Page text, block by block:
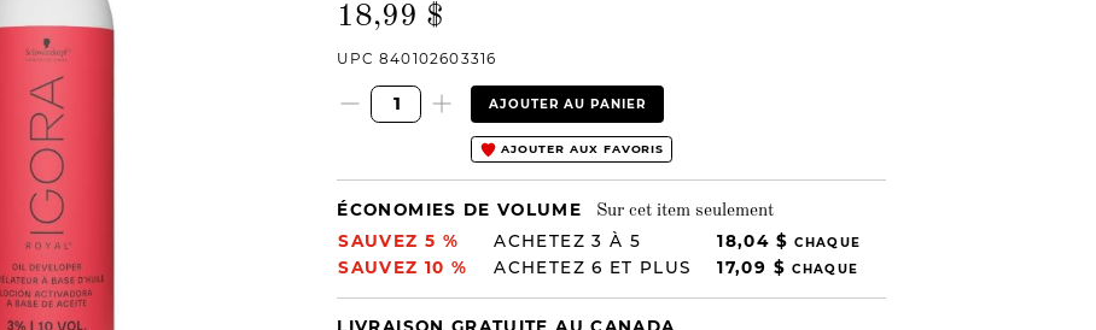
18,99 $
UPC 840102603316
AJOUTER AU PANIER
AJOUTER AUX FAVORIS
ÉCONOMIES DE VOLUME
Sur cet item seulement
SAUVEZ 5 %
ACHETEZ 3 À 5 18,04 $CHAQUE
SAUVEZ 10 % ACHETEZ 6 ET PLUS 17,09 $CHAQUE